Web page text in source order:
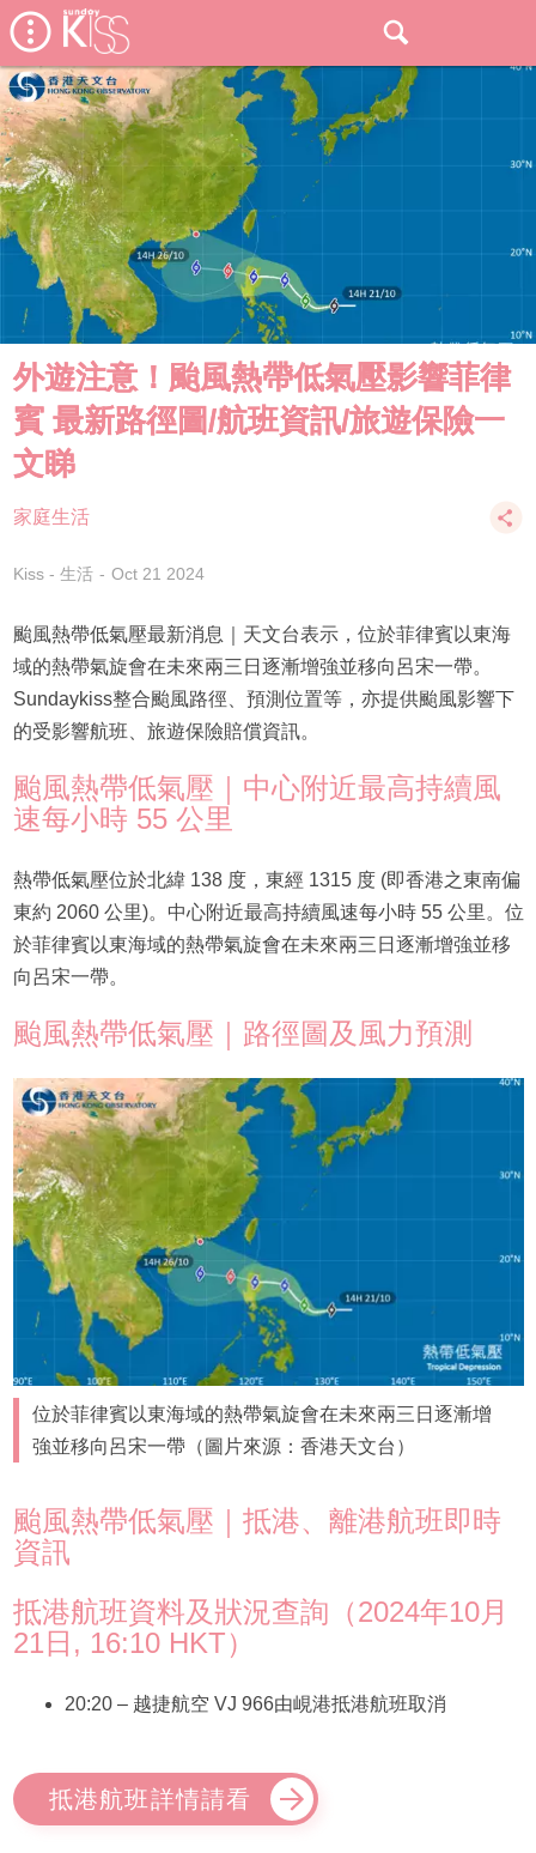
外遊注意！颱風熱帶低氣壓影響菲律
賓 最新路徑圖/航班資訊/旅遊保險一
文睇
家庭生活
Kiss - 生活 Oct 21 2024
颱風熱帶低氣壓最新消息｜天文台表示，位於菲律賓以東海
域的熱帶氣旋會在未來兩三日逐漸增強並移向呂宋一帶。
Sundaykiss整合颱風路徑、預測位置等，亦提供颱風影響下
的受影響航班、旅遊保險賠償資訊。
颱風熱帶低氣壓｜中心附近最高持續風
速每小時 55 公里
熱帶低氣壓位於北緯 138 度，東經 1315 度 (即香港之東南偏
東約 2060 公里)。中心附近最高持續風速每小時 55 公里。位
於菲律賓以東海域的熱帶氣旋會在未來兩三日逐漸增強並移
向呂宋一帶。
颱風熱帶低氣壓｜路徑圖及風力預測
位於菲律賓以東海域的熱帶氣旋會在未來兩三日逐漸增
強並移向呂宋一帶（圖片來源：香港天文台）
颱風熱帶低氣壓｜抵港、離港航班即時
資訊
抵港航班資料及狀況查詢（2024年10月
21日, 16:10 HKT）
20:20 – 越捷航空 VJ 966由峴港抵港航班取消
抵港航班詳情請看